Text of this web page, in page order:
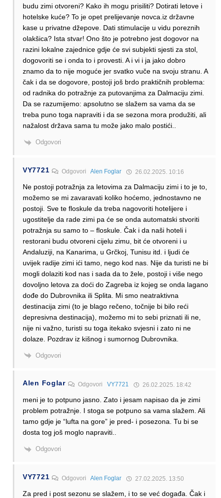
budu zimi otvoreni? Kako ih mogu prisiliti? Dotirati letove i
hotelske kuće? To je opet prelijevanje novca.iz državne
kase u privatne džepove. Dati stimulacije u vidu poreznih
olakšica? Ista stvar! Ono što je potrebno jest dogovor na
razini lokalne zajednice gdje će svi subjekti sjesti za stol,
dogovoriti se i onda to i provesti. A i vi i ja jako dobro
znamo da to nije moguće jer svatko vuče na svoju stranu. A
čak i da se dogovore, postoji još brdo praktičnih problema:
od radnika do potražnje za putovanjima za Dalmaciju zimi.
Da se razumijemo: apsolutno se slažem sa vama da se
treba puno toga napraviti i da se sezona mora produžiti, ali
nažalost država sama tu može jako malo postići..
Odgovori
VY7721 OdgovoriAlen Foglar 26.02.2025. 10:16
Ne postoji potražnja za letovima za Dalmaciju zimi i to je to,
možemo se mi zavaravati koliko hoćemo, jednostavno ne
postoji. Sve te floskule da treba nagovoriti hotelijere i
ugostitelje da rade zimi pa će se onda automatski stvoriti
potražnja su samo to – floskule. Čak i da naši hoteli i
restorani budu otvoreni cijelu zimu, bit će otvoreni i u
Andaluziji, na Kanarima, u Grčkoj, Tunisu itd. i ljudi će
uvijek radije zimi ići tamo, nego kod nas. Nije da turisti ne bi
mogli dolaziti kod nas i sada da to žele, postoji i više nego
dovoljno letova za doći do Zagreba iz kojeg se onda lagano
dođe do Dubrovnika ili Splita. Mi smo neatraktivna
destinacija zimi (to je blago rečeno, točnije bi bilo reći
depresivna destinacija), možemo mi to sebi priznati ili ne,
nije ni važno, turisti su toga itekako svjesni i zato ni ne
dolaze. Pozdrav iz kišnog i sumornog Dubrovnika.
Odgovori
Alen Foglar Odgovori VY7721 26.02.2025. 18:42
meni je to potpuno jasno. Zato i jesam napisao da je zimi
problem potražnje. I stoga se potpuno sa vama slažem. Ali
tamo gdje je “lufta na gore” je pred- i posezona. Tu bi se
dosta tog još moglo napraviti..
Odgovori
VY7721 OdgovoriAlen Foglar 27.02.2025. 13:50
Za pred i post sezonu se slažem, i to se već događa. Čak i